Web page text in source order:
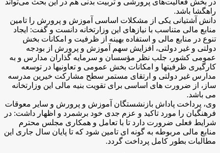
راهگشا باشد.
دانش آشتیانی یکی از مشکلات اساسی آموزش و پرورش را تامین
منابع مالی متناسب با نیازهای این وزارتخانه دانست و گفت: ایجاد
تنوع در منابع مالی و استفاده بهینه از ظرفیت و امکانات بخش
دولتی و غیر دولتی، افزایش سهم آموزش و پرورش از بودجه
عمومی کشور، جلب نظر مؤسسان و سرمایه گذاران مدارس و به
کارگیری ظرفیتها و امکانات بخش عمومی و تعاونیها در توسعه
مدارس غیر دولتی و ارتقای مستمر سطح مشارکت خیرین مدرسه
ساز، از ضرورت های اساسی برای تقویت بنیه مالی این وزارتخانه
می باشد.
وی، پرداخت پاداش بازنشستگان آموزش و پرورش و سایر معوقات
فرهنگیان را مورد تاکید و عزم جدی خود برشمرد و اظهار داشت: در
شرایط فعلی ضرورت دارد تا با تعامل و همکاری مجلس محترم
منابع مالی مربوطه به گونه ای تامین شود که تا پایان سال جاری این
مطالبات بطور کامل پرداخت گردد.